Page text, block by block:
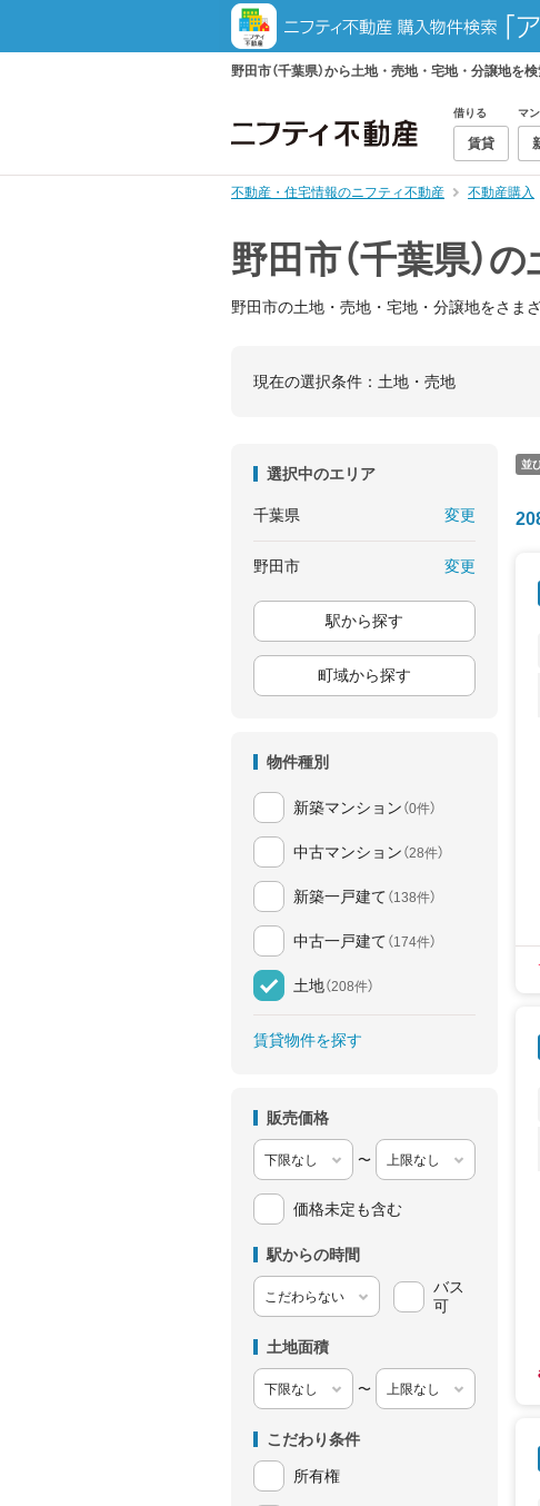
野田市（千葉県）から土地・売地・宅地・分譲地を
借りる
賃貸
マ
不動産・住宅情報のニフティ不動産 不動産購入
野田市（千葉県）
野田市の土地・売地・宅地・分譲地をさま
現在の選択条件： 土地・売地
選択中のエリア
千葉県 変更
野田市 変更
駅から探す
町域から探す
物件種別
新築マンション （0件）
中古マンション （28件）
新築一戸建て （138件）
中古一戸建て （174件）
土地（208件）
賃貸物件を探す
販売価格
〜
価格未定も含む
駅からの時間
バス
可
土地面積
〜
こだわり条件
所有権
並